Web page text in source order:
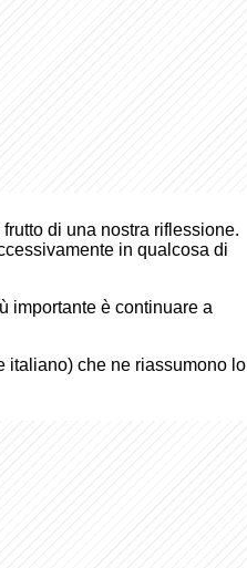
di una nostra riflessione.
in qualcosa di
importante è continuare a
italiano) che ne riassumono lo